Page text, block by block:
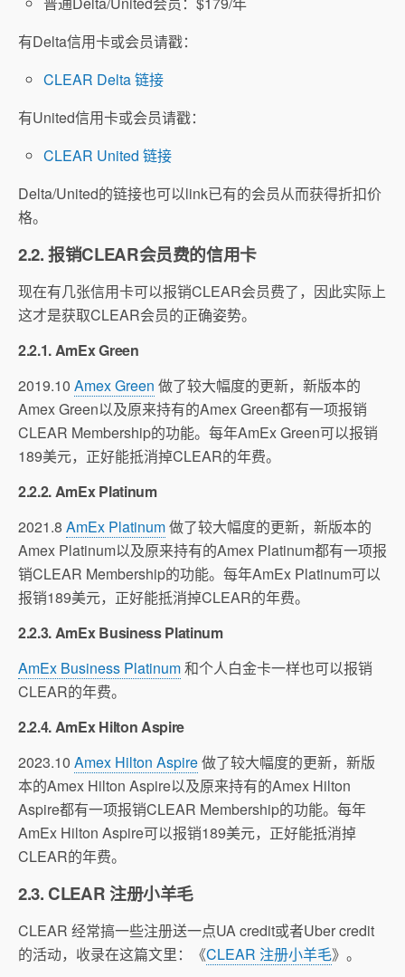
有Delta信用卡或会员请戳：
CLEAR Delta 链接
有United信用卡或会员请戳：
CLEAR United 链接
Delta/United的链接也可以link已有的会员从而获得折扣价
格。
2.2. 报销CLEAR会员费的信用卡
现在有几张信用卡可以报销CLEAR会员费了，因此实际上
这才是获取CLEAR会员的正确姿势。
2.2.1. AmEx Green
2019.10 Amex Green 做了较大幅度的更新，新版本的
Amex Green以及原来持有的Amex Green都有一项报销
CLEAR Membership的功能。每年AmEx Green可以报销
189美元，正好能抵消掉CLEAR的年费。
2.2.2. AmEx Platinum
2021.8 AmEx Platinum做了较大幅度的更新，新版本的
Amex Platinum以及原来持有的Amex Platinum都有一项报
销CLEAR Membership的功能。每年AmEx Platinum可以
报销189美元，正好能抵消掉CLEAR的年费。
2.2.3. AmEx Business Platinum
AmEx Business Platinum和个人白金卡一样也可以报销
CLEAR的年费。
2.2.4. AmEx Hilton Aspire
2023.10 Amex Hilton Aspire做了较大幅度的更新，新版
本的Amex Hilton Aspire以及原来持有的Amex Hilton
Aspire都有一项报销CLEAR Membership的功能。每年
AmEx Hilton Aspire可以报销189美元，正好能抵消掉
CLEAR的年费。
2.3. CLEAR 注册小羊毛
CLEAR 经常搞一些注册送一点UA credit或者Uber credit
的活动，收录在这篇文里：《CLEAR 注册小羊毛》。